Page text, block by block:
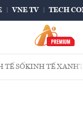
VNE TV TECH
TẾ SỐKINH TẾ XANH